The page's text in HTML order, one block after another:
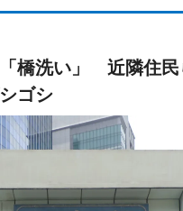
橋洗い」 近隣住民
ゴシ